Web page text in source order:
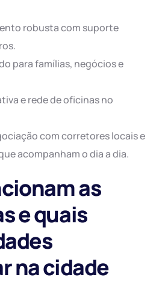
robusta com suporte
para famílias, negócios e
e rede de oficinas no
com corretores locais e
acompanham o dia a dia.
as
e quais
na cidade